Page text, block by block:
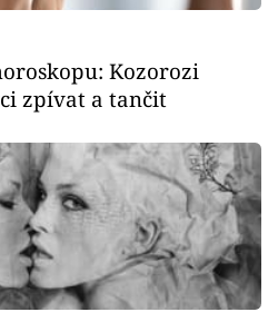
Kozorozi
zpívat a tančit